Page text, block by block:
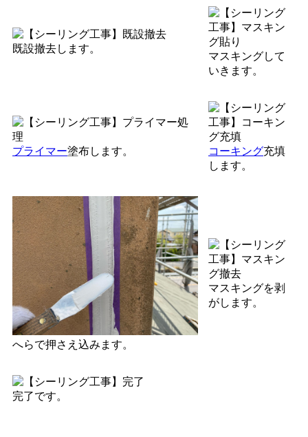
既設撤去します。
マスキングして
いきます。
プライマー塗布します。 コーキング充填
します。
へらで押さえ込みます。
マスキングを剥
がします。
完了です。